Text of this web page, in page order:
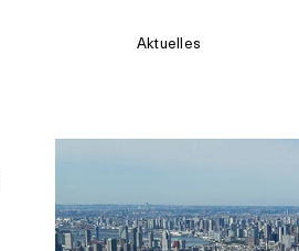
Aktuelles